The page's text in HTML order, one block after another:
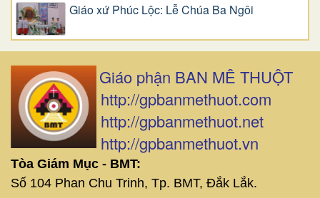
Giáo xứ Phúc Lộc: Lễ Chúa Ba Ngôi
Giáo phận BAN MÊ THUỘT
http://gpbanmethuot.com
http://gpbanmethuot.net
http://gpbanmethuot.vn
Tòa Giám Mục - BMT:
Số 104 Phan Chu Trinh, Tp. BMT, Đắk Lắk.